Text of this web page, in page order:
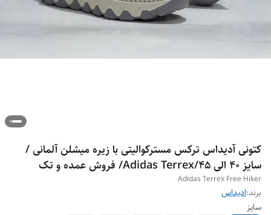
کتونی آدیداس ترکس مسترکوالیتی با زیره میشلن آلمانی /
سایز 40 الی 45/Adidas Terrex/ فروش عمده و تک
Adidas Terrex Free Hiker
برند:ادیداس
سایز